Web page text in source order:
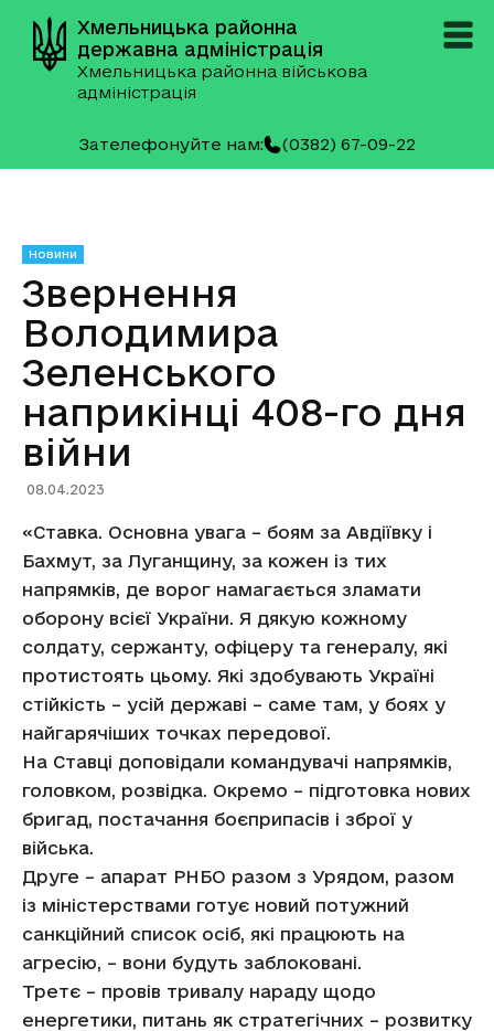
Хмельницька районна
державна адміністрація
Хмельницька районна військова
адміністрація
Зателефонуйте нам: (0382) 67-09-22
Новини
Звернення
Володимира
Зеленського
наприкінці 408-го дня
війни
08.04.2023
«Ставка. Основна увага – боям за Авдіївку і
Бахмут, за Луганщину, за кожен із тих
напрямків, де ворог намагається зламати
оборону всієї України. Я дякую кожному
солдату, сержанту, офіцеру та генералу, які
протистоять цьому. Які здобувають Україні
стійкість – усій державі – саме там, у боях у
найгарячіших точках передової.
На Ставці доповідали командувачі напрямків,
головком, розвідка. Окремо – підготовка нових
бригад, постачання боєприпасів і зброї у
війська.
Друге – апарат РНБО разом з Урядом, разом
із міністерствами готує новий потужний
санкційний список осіб, які працюють на
агресію, – вони будуть заблоковані.
Третє – провів тривалу нараду щодо
енергетики, питань як стратегічних – розвитку